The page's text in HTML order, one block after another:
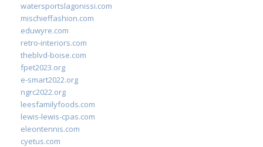
watersportslagonissi.com
mischieffashion.com
eduwyre.com
retro-interiors.com
theblvd-boise.com
fpet2023.org
e-smart2022.org
ngrc2022.org
leesfamilyfoods.com
lewis-lewis-cpas.com
eleontennis.com
cyetus.com